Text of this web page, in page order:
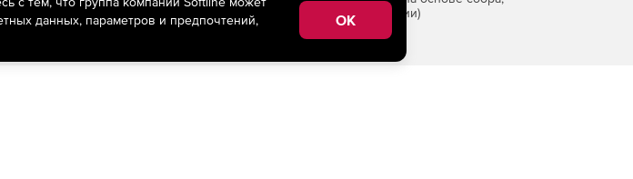
«Интернет», находящихся на территории Российской Федерации)
данных, параметров и предпочтений,
OK